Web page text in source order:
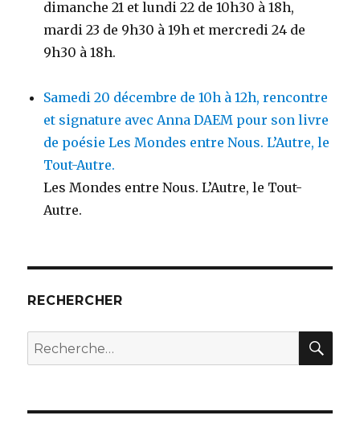
dimanche 21 et lundi 22 de 10h30 à 18h,
mardi 23 de 9h30 à 19h et mercredi 24 de
9h30 à 18h.
Samedi 20 décembre de 10h à 12h, rencontre
et signature avec Anna DAEM pour son livre
de poésie Les Mondes entre Nous. L’Autre, le
Tout-Autre.
Les Mondes entre Nous. L’Autre, le Tout-
Autre.
RECHERCHER
Recherche
pour